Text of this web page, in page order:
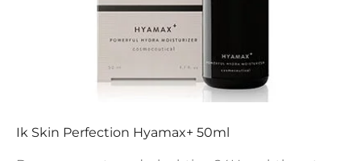
Ik Skin Perfection Hyamax+ 50ml